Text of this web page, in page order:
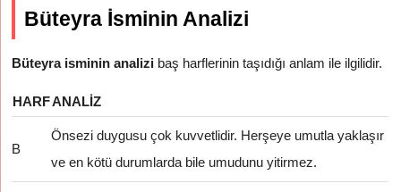
Büteyra İsminin Analizi
Büteyra isminin analizi baş harflerinin taşıdığı anlam ile ilgilidir.
HARFANALIZ
B
Önsezi duygusu çok kuvvetlidir. Herşeye umutla yaklaşır
ve en kötü durumlarda bile umudunu yitirmez.